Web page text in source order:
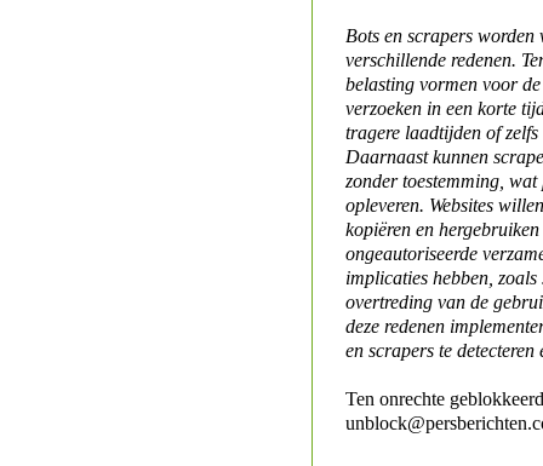
Bots en scrapers worden
verschillende redenen.
belasting vormen voor
verzoeken in een korte
tragere laadtijden of
Daarnaast kunnen
zonder toestemming,
opleveren. Websites
kopiëren en
ongeautoriseerde
implicaties hebben,
overtreding van de
deze redenen
en scrapers te detecteren
Ten onrechte